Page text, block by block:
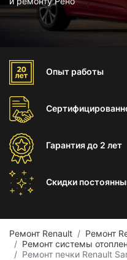
Опыт работы
Гарантиядо 2 лет
Скидки
Ремонт Renault
Ремонт
Ремонт системы
Ремонт печки Renault